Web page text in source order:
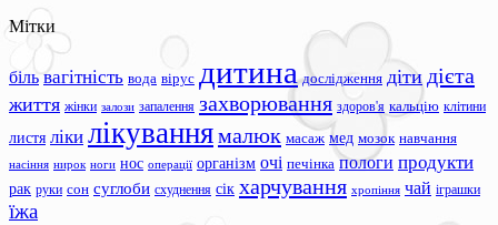
Мітки
біль вагітність вода вірус дитина дослідження діти дієта
життя жінки залози запалення захворювання здоров'я кальцію клітини
листя ліки лікуваннямалюк масаж мед мозок навчання
насіння нирок ноги нос операції організм очі печінка пологи продукти
рак руки сон суглоби схуднення сік харчування хропіння чай іграшки
їжа